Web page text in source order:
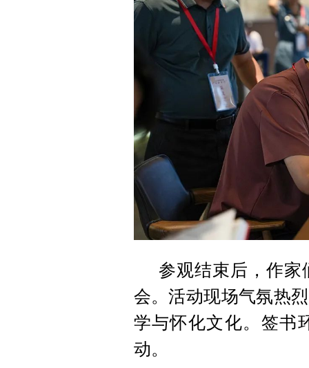
参观结束后，作家
会。活动现场气氛热
学与怀化文化。签书
动。